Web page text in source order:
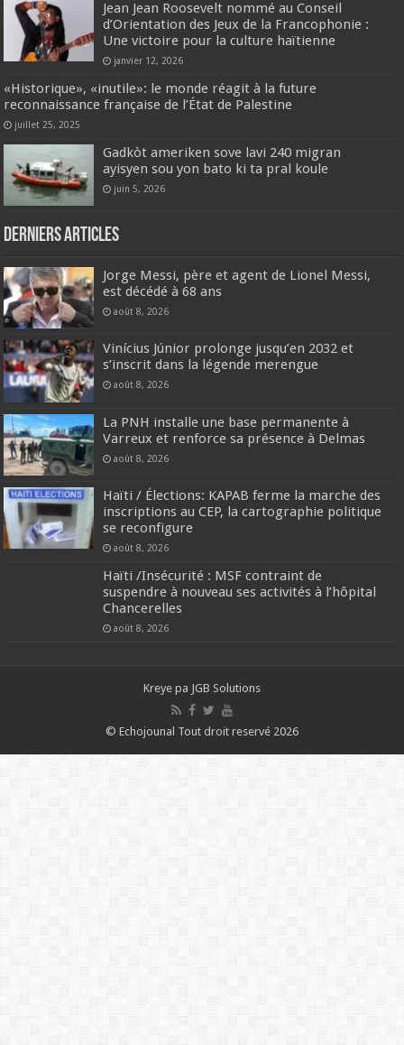
Jean Jean Roosevelt nommé au Conseil
d’Orientation des Jeux de la Francophonie :
Une victoire pour la culture haïtienne
janvier 12, 2026
«Historique», «inutile»: le monde réagit à la future
reconnaissance française de l’État de Palestine
juillet 25, 2025
Gadkòt ameriken sove lavi 240 migran
ayisyen sou yon bato ki ta pral koule
juin 5, 2026
Derniers articles
Jorge Messi, père et agent de Lionel Messi,
est décédé à 68 ans
août 8, 2026
Vinícius Júnior prolonge jusqu’en 2032 et
s’inscrit dans la légende merengue
août 8, 2026
La PNH installe une base permanente à
Varreux et renforce sa présence à Delmas
août 8, 2026
Haïti / Élections: KAPAB ferme la marche des
inscriptions au CEP, la cartographie politique
se reconfigure
août 8, 2026
Haïti /Insécurité : MSF contraint de
suspendre à nouveau ses activités à l’hôpital
Chancerelles
août 8, 2026
Kreye pa JGB Solutions
© Echojounal Tout droit reservé 2026